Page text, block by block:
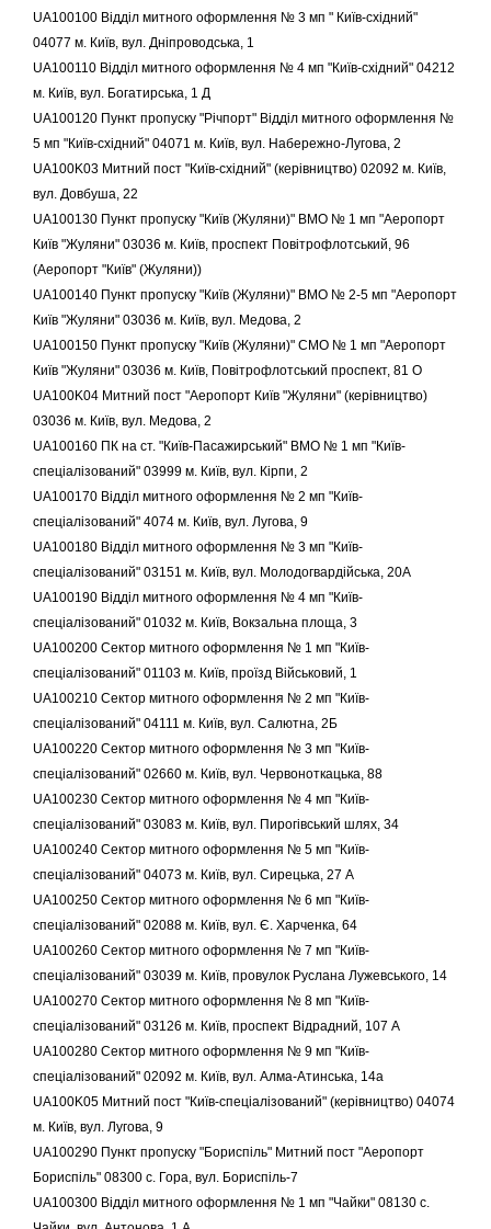
UA100100 Відділ митного оформлення № 3 мп " Київ-східний"
04077 м. Київ, вул. Дніпроводська, 1
UA100110 Відділ митного оформлення № 4 мп "Київ-східний" 04212
м. Київ, вул. Богатирська, 1 Д
UA100120 Пункт пропуску "Річпорт" Відділ митного оформлення №
5 мп "Київ-східний" 04071 м. Київ, вул. Набережно-Лугова, 2
UA100K03 Митний пост "Київ-східний" (керівництво) 02092 м. Київ,
вул. Довбуша, 22
UA100130 Пункт пропуску "Київ (Жуляни)" ВМО № 1 мп "Аеропорт
Київ "Жуляни" 03036 м. Київ, проспект Повітрофлотський, 96
(Аеропорт "Київ" (Жуляни))
UA100140 Пункт пропуску "Київ (Жуляни)" ВМО № 2-5 мп "Аеропорт
Київ "Жуляни" 03036 м. Київ, вул. Медова, 2
UA100150 Пункт пропуску "Київ (Жуляни)" СМО № 1 мп "Аеропорт
Київ "Жуляни" 03036 м. Київ, Повітрофлотський проспект, 81 О
UA100K04 Митний пост "Аеропорт Київ "Жуляни" (керівництво)
03036 м. Київ, вул. Медова, 2
UA100160 ПК на ст. "Київ-Пасажирський" ВМО № 1 мп "Київ-
спеціалізований" 03999 м. Київ, вул. Кірпи, 2
UA100170 Відділ митного оформлення № 2 мп "Київ-
спеціалізований" 4074 м. Київ, вул. Лугова, 9
UA100180 Відділ митного оформлення № 3 мп "Київ-
спеціалізований" 03151 м. Київ, вул. Молодогвардійська, 20А
UA100190 Відділ митного оформлення № 4 мп "Київ-
спеціалізований" 01032 м. Київ, Вокзальна площа, 3
UA100200 Сектор митного оформлення № 1 мп "Київ-
спеціалізований" 01103 м. Київ, проїзд Військовий, 1
UA100210 Сектор митного оформлення № 2 мп "Київ-
спеціалізований" 04111 м. Київ, вул. Салютна, 2Б
UA100220 Сектор митного оформлення № 3 мп "Київ-
спеціалізований" 02660 м. Київ, вул. Червоноткацька, 88
UA100230 Сектор митного оформлення № 4 мп "Київ-
спеціалізований" 03083 м. Київ, вул. Пирогівський шлях, 34
UA100240 Сектор митного оформлення № 5 мп "Київ-
спеціалізований" 04073 м. Київ, вул. Сирецька, 27 А
UA100250 Сектор митного оформлення № 6 мп "Київ-
спеціалізований" 02088 м. Київ, вул. Є. Харченка, 64
UA100260 Сектор митного оформлення № 7 мп "Київ-
спеціалізований" 03039 м. Київ, провулок Руслана Лужевського, 14
UA100270 Сектор митного оформлення № 8 мп "Київ-
спеціалізований" 03126 м. Київ, проспект Відрадний, 107 А
UA100280 Сектор митного оформлення № 9 мп "Київ-
спеціалізований" 02092 м. Київ, вул. Алма-Атинська, 14а
UA100K05 Митний пост "Київ-спеціалізований" (керівництво) 04074
м. Київ, вул. Лугова, 9
UA100290 Пункт пропуску "Бориспіль" Митний пост "Аеропорт
Бориспіль" 08300 с. Гора, вул. Бориспіль-7
UA100300 Відділ митного оформлення № 1 мп "Чайки" 08130 с.